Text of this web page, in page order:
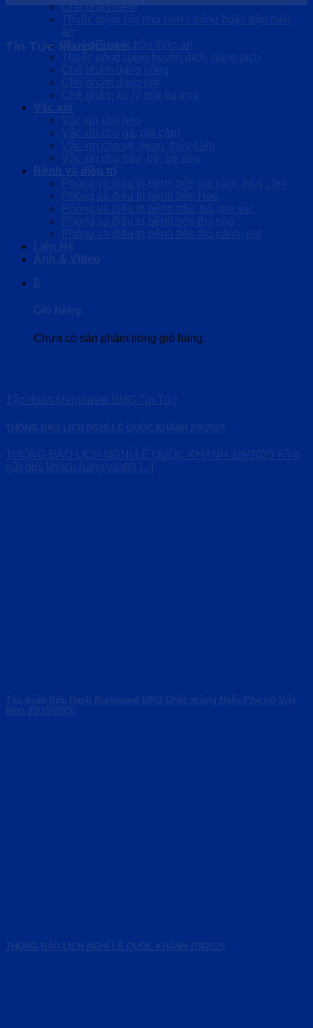
Chế phẩm tiêm
Thuốc dạng bột pha nước uống hoặc trộn thức
ăn
Thuốc Premix trộn thức ăn
Thuốc uống dạng huyễn dịch, dung dịch
Chế phẩm dạng uống
Chế phẩm dạng bột
Chế phẩm xử lý môi trường
Vắc xin
Vắc xin cho heo
Vắc xin cho gà, gia cầm
Vắc xin cho vịt, ngan, thủy cầm
Vắc xin cho trâu, bò, bò sữa
Bệnh và điều trị
Phòng và điều trị bệnh trên gia cầm, thuỷ cầm
Phòng và điều trị bệnh trên Heo
Phòng và điều trị bệnh trâu, bò, gia súc
Phòng và điều trị bệnh trên thú nhỏ
Phòng và điều trị bệnh trên thú cảnh, pet
Liên Hệ
Ảnh & Video
0
Giỏ hàng
Chưa có sản phẩm trong giỏ hàng.
Tin Tức Marphavet
Tập đoàn Marphavet BMG Tin Tức
THÔNG BÁO LỊCH NGHỈ LỄ QUỐC KHÁNH 2/9/2025
THÔNG BÁO LỊCH NGHỈ LỄ QUỐC KHÁNH 2/9/2025 Kính
gửi quý khách hàng và đối [...]
Tập đoàn Đức Hạnh Marphavet BMG Chúc mừng Ngày Phụ nữ Việt
Nam 20/10/2025!
THÔNG BÁO LỊCH NGHỈ LỄ QUỐC KHÁNH 2/9/2025